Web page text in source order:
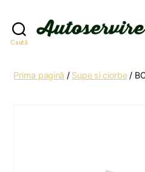
Caută
Prima pagină / Supe si ciorbe/